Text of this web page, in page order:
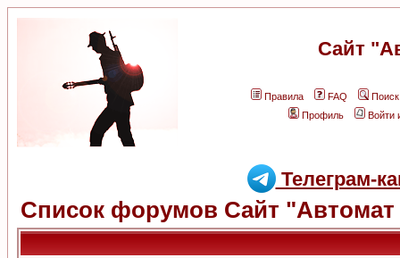
Сайт
Правила FAQ
Поиск
Профиль
Войти
Телеграм-
Список форумов Сайт "Автомат